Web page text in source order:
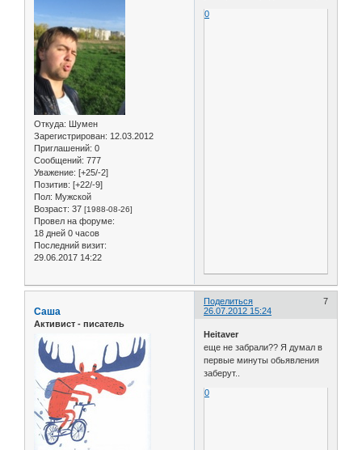
Откуда: Шумен
Зарегистрирован: 12.03.2012
Приглашений: 0
Сообщений: 777
Уважение: [+25/-2]
Позитив: [+22/-9]
Пол: Мужской
Возраст: 37 [1988-08-26]
Провел на форуме:
18 дней 0 часов
Последний визит:
29.06.2017 14:22
0
Поделиться
7
26.07.2012 15:24
Саша
Активист - писатель
Heitaver
еще не забрали?? Я думал в
первые минуты обьявления
заберут..
0